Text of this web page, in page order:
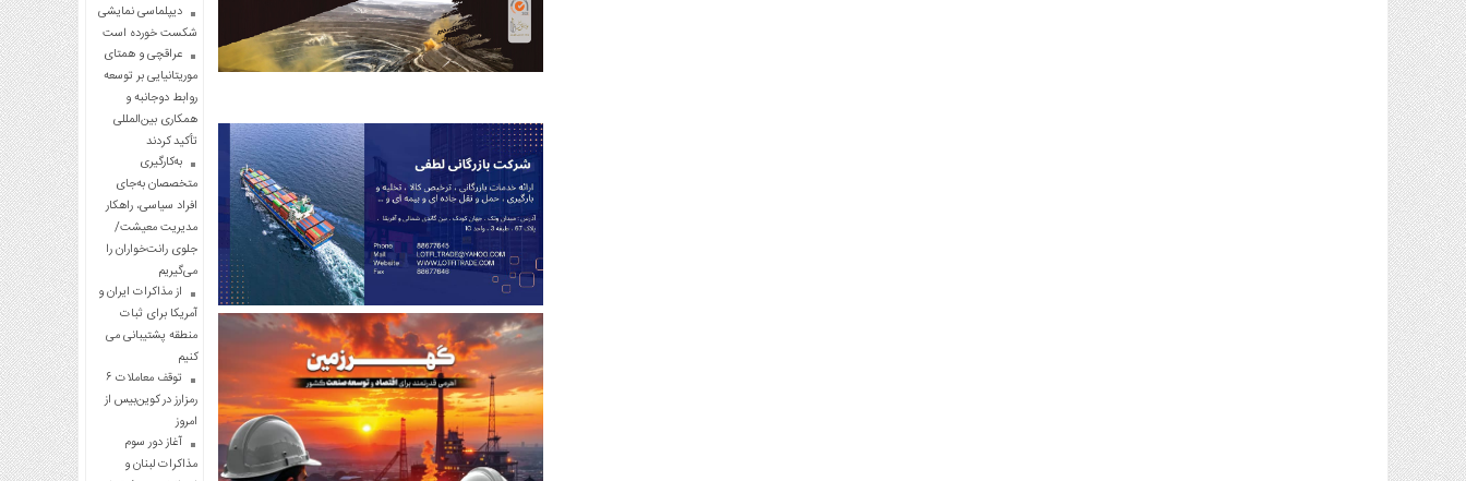
دیپلماسی نمایشی
شکست خورده است
عراقچی و همتای
موریتانیایی بر توسعه
روابط دوجانبه و
همکاری بین‌المللی
تأکید کردند
به‌کارگیری
متخصصان به‌جای
افراد سیاسی، راهکار
مدیریت معیشت/
جلوی رانت‌خواران را
می‌گیریم
از مذاکرات ایران و
آمریکا برای ثبات
منطقه پشتیبانی می
کنیم
توقف معاملات ۶
رمزارز در کوین‌بیس از
امروز
آغاز دور سوم
مذاکرات لبنان و